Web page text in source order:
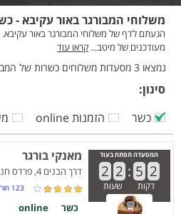
משלוחי המבורגר באור עקיבא -
הגעתם לדף של משלוחי המבורגר באור עקיבא.
מעודכנים של מיטב... קראו עוד
נמצאו 3 מסעדות משלוחים כשרות של המבורגר באור עקיבא
סינון:
כשר
הזמנות online
המסעדה תפתח בעוד
2 2 : 5 2
דקות שעות
מאנקי בורגר
דרך הבנים 4, פרדס חנה-כרכור
123
כשר online